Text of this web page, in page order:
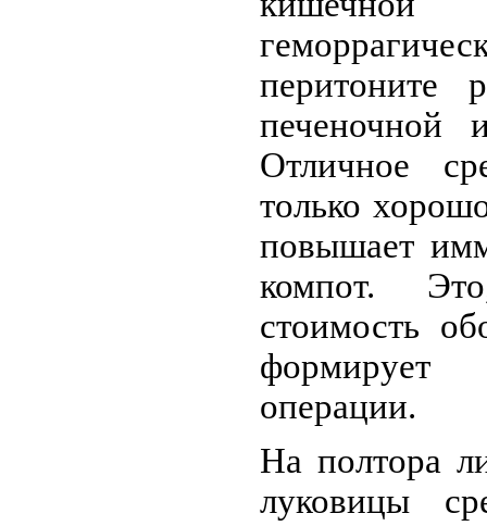
перитоните
печеночной
Отличное
только
повышает
компот.
стоимость
операции.
На полтора
луковицы